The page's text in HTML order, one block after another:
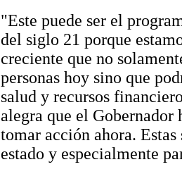
"Este puede ser el
del siglo 21 porque
creciente que no
personas hoy sino que
salud y recursos
alegra que el Gobernador
tomar acción ahora.
estado y especialmente